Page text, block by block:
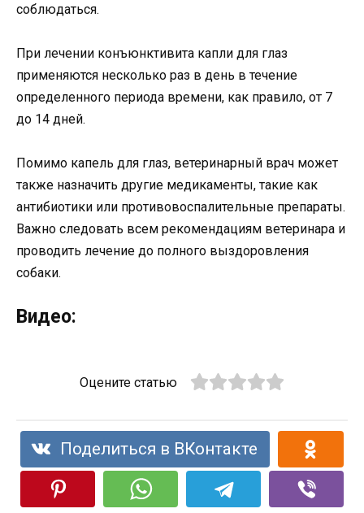
соблюдаться.
При лечении конъюнктивита капли для глаз
применяются несколько раз в день в течение
определенного периода времени, как правило, от 7
до 14 дней.
Помимо капель для глаз, ветеринарный врач может
также назначить другие медикаменты, такие как
антибиотики или противовоспалительные препараты.
Важно следовать всем рекомендациям ветеринара и
проводить лечение до полного выздоровления
собаки.
Видео:
Оцените статью
Поделиться в ВКонтакте